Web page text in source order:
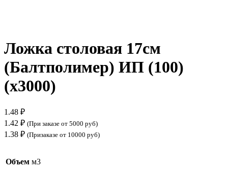
Ложка столовая 17см
(Балтполимер) ИП (100)
(х3000)
1.48 ₽
1.42 ₽ (При заказе от 5000 руб)
1.38 ₽ (Призаказе от 10000 руб)
Объем м3